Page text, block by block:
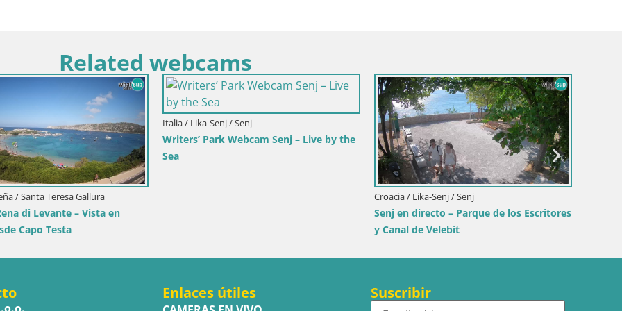
Related webcams
Croacia / Primorje-Gorski Kotar / Ika
Webcam puerto de Ika – Vista en directo
y luces de Opatija
Italia / Trentino-Alto Adige / Dobbiaco
Webcam Toblach Dolomitas – Vista
desde el Hotel Rosengarten
Croacia / Lika-Senj / Senj
Webcam puerto de Senj –
faro en directo
Enlaces útiles Suscribir